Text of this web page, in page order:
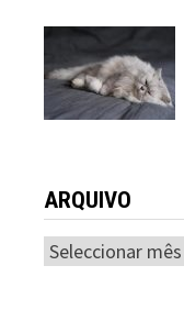
ARQUIVO
ARQUIVO